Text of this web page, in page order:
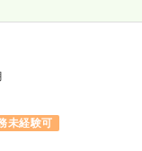
未経験可